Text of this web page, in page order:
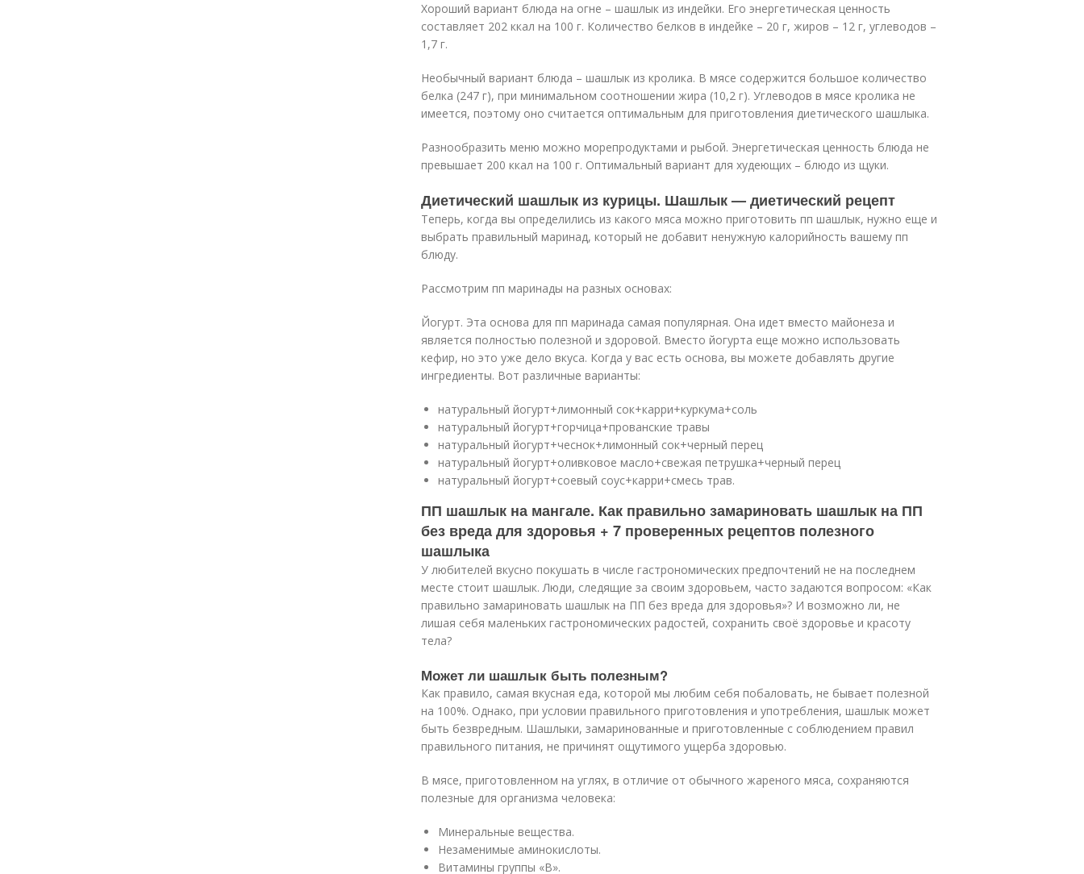
Хороший вариант блюда на огне – шашлык из индейки. Его энергетическая ценность
составляет 202 ккал на 100 г. Количество белков в индейке – 20 г, жиров – 12 г, углеводов –
1,7 г.
Необычный вариант блюда – шашлык из кролика. В мясе содержится большое количество
белка (247 г), при минимальном соотношении жира (10,2 г). Углеводов в мясе кролика не
имеется, поэтому оно считается оптимальным для приготовления диетического шашлыка.
Разнообразить меню можно морепродуктами и рыбой. Энергетическая ценность блюда не
превышает 200 ккал на 100 г. Оптимальный вариант для худеющих – блюдо из щуки.
Диетический шашлык из курицы. Шашлык — диетический рецепт
Теперь, когда вы определились из какого мяса можно приготовить пп шашлык, нужно еще и
выбрать правильный маринад, который не добавит ненужную калорийность вашему пп
блюду.
Рассмотрим пп маринады на разных основах:
Йогурт. Эта основа для пп маринада самая популярная. Она идет вместо майонеза и
является полностью полезной и здоровой. Вместо йогурта еще можно использовать
кефир, но это уже дело вкуса. Когда у вас есть основа, вы можете добавлять другие
ингредиенты. Вот различные варианты:
натуральный йогурт+лимонный сок+карри+куркума+соль
натуральный йогурт+горчица+прованские травы
натуральный йогурт+чеснок+лимонный сок+черный перец
натуральный йогурт+оливковое масло+свежая петрушка+черный перец
натуральный йогурт+соевый соус+карри+смесь трав.
ПП шашлык на мангале. Как правильно замариновать шашлык на ПП
без вреда для здоровья + 7 проверенных рецептов полезного
шашлыка
У любителей вкусно покушать в числе гастрономических предпочтений не на последнем
месте стоит шашлык. Люди, следящие за своим здоровьем, часто задаются вопросом: «Как
правильно замариновать шашлык на ПП без вреда для здоровья»? И возможно ли, не
лишая себя маленьких гастрономических радостей, сохранить своё здоровье и красоту
тела?
Может ли шашлык быть полезным?
Как правило, самая вкусная еда, которой мы любим себя побаловать, не бывает полезной
на 100%. Однако, при условии правильного приготовления и употребления, шашлык может
быть безвредным. Шашлыки, замаринованные и приготовленные с соблюдением правил
правильного питания, не причинят ощутимого ущерба здоровью.
В мясе, приготовленном на углях, в отличие от обычного жареного мяса, сохраняются
полезные для организма человека:
Минеральные вещества.
Незаменимые аминокислоты.
Витамины группы «В».